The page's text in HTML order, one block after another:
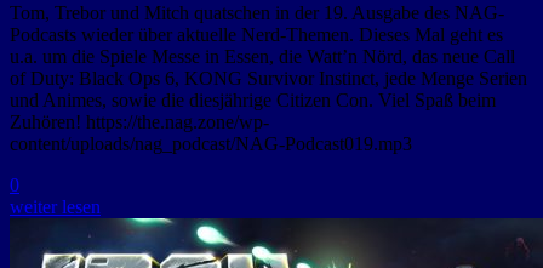
Tom, Trebor und Mitch quatschen in der 19. Ausgabe des NAG-
Podcasts wieder über aktuelle Nerd-Themen. Dieses Mal geht es
u.a. um die Spiele Messe in Essen, die Watt’n Nörd, das neue Call
of Duty: Black Ops 6, KONG Survivor Instinct, jede Menge Serien
und Animes, sowie die diesjährige Citizen Con. Viel Spaß beim
Zuhören! https://the.nag.zone/wp-
content/uploads/nag_podcast/NAG-Podcast019.mp3
0
weiter lesen